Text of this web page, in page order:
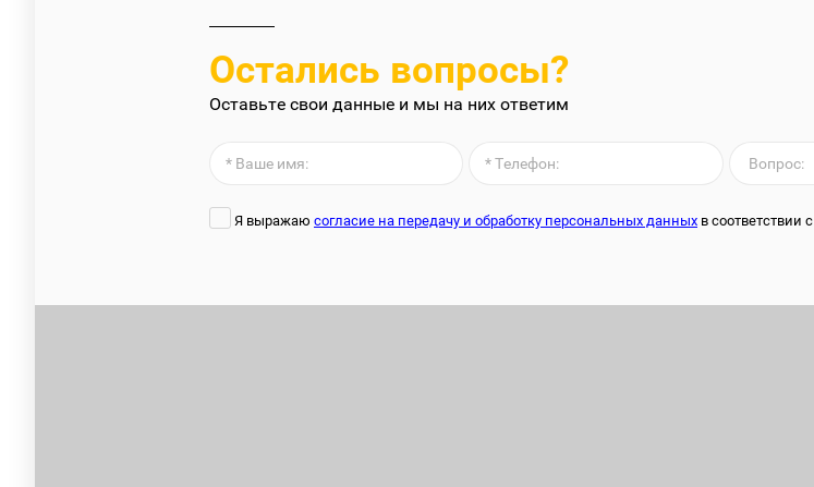
Остались вопросы?
Оставьте свои данные и мы на них ответим
Я выражаю согласие на передачу и обработку персональных данных в соответствии с